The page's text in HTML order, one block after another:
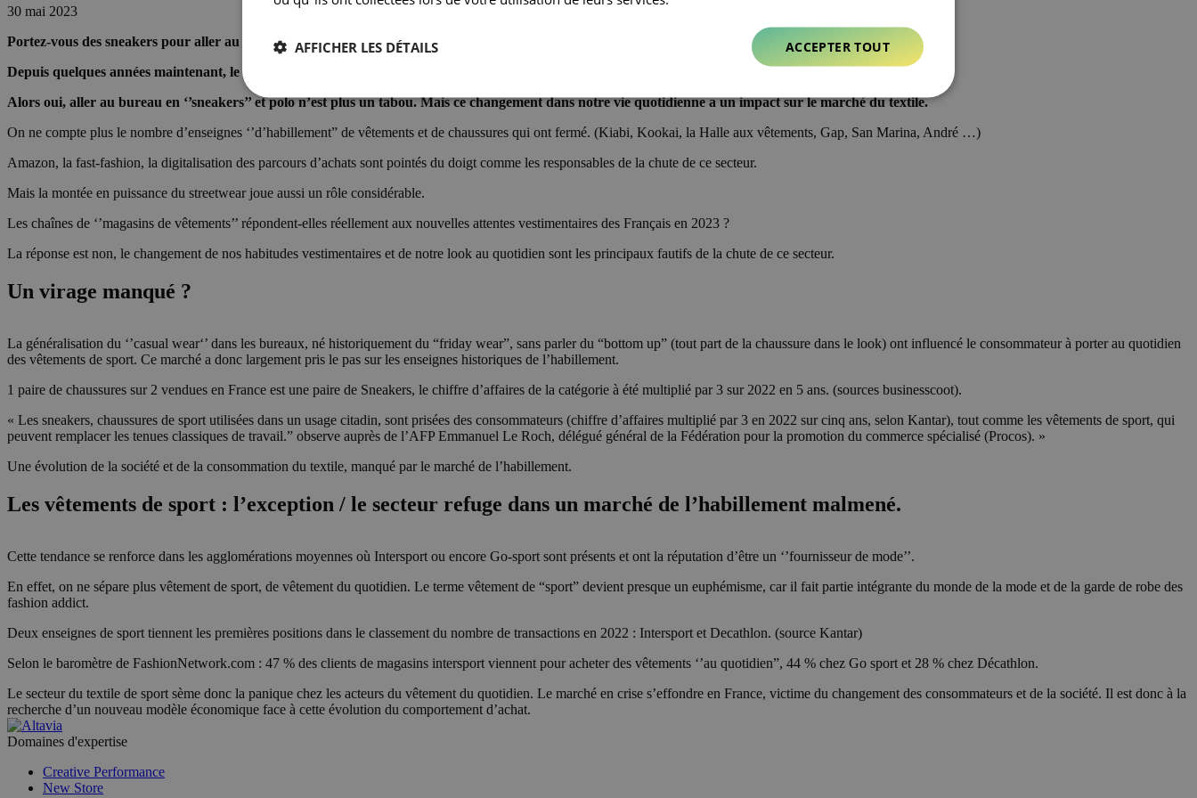
30 mai 2023
Portez-vous des sneakers pour aller au travail ?
Depuis quelques années maintenant, le streetwear s’est emparé du marché du textile et plus particulièrement de nos garde-robes.
Alors oui, aller au bureau en ‘’sneakers’’ et polo n’est plus un tabou. Mais ce changement dans notre vie quotidienne a un impact sur le marché du textile.
On ne compte plus le nombre d’enseignes ‘’d’habillement” de vêtements et de chaussures qui ont fermé. (Kiabi, Kookai, la Halle aux vêtements, Gap, San Marina, André …)
Amazon, la fast-fashion, la digitalisation des parcours d’achats sont pointés du doigt comme les responsables de la chute de ce secteur.
Mais la montée en puissance du streetwear joue aussi un rôle considérable.
Les chaînes de ‘’magasins de vêtements’’ répondent-elles réellement aux nouvelles attentes vestimentaires des Français en 2023 ?
La réponse est non, le changement de nos habitudes vestimentaires et de notre look au quotidien sont les principaux fautifs de la chute de ce secteur.
Un virage manqué ?
La généralisation du ‘’casual wear‘’ dans les bureaux, né historiquement du “friday wear”, sans parler du “bottom up” (tout part de la chaussure dans le look) ont influencé le consommateur à porter au quotidien
des vêtements de sport. Ce marché a donc largement pris le pas sur les enseignes historiques de l’habillement.
1 paire de chaussures sur 2 vendues en France est une paire de Sneakers, le chiffre d’affaires de la catégorie à été multiplié par 3 sur 2022 en 5 ans. (sources businesscoot).
« Les sneakers, chaussures de sport utilisées dans un usage citadin, sont prisées des consommateurs (chiffre d’affaires multiplié par 3 en 2022 sur cinq ans, selon Kantar), tout comme les vêtements de sport, qui
peuvent remplacer les tenues classiques de travail.” observe auprès de l’AFP Emmanuel Le Roch, délégué général de la Fédération pour la promotion du commerce spécialisé (Procos). »
Une évolution de la société et de la consommation du textile, manqué par le marché de l’habillement.
Les vêtements de sport : l’exception / le secteur refuge dans un marché de l’habillement malmené.
Cette tendance se renforce dans les agglomérations moyennes où Intersport ou encore Go-sport sont présents et ont la réputation d’être un ‘’fournisseur de mode’’.
En effet, on ne sépare plus vêtement de sport, de vêtement du quotidien. Le terme vêtement de “sport” devient presque un euphémisme, car il fait partie intégrante du monde de la mode et de la garde de robe des
fashion addict.
Deux enseignes de sport tiennent les premières positions dans le classement du nombre de transactions en 2022 : Intersport et Decathlon. (source Kantar)
Selon le baromètre de FashionNetwork.com : 47 % des clients de magasins intersport viennent pour acheter des vêtements ‘’au quotidien”, 44 % chez Go sport et 28 % chez Décathlon.
Le secteur du textile de sport sème donc la panique chez les acteurs du vêtement du quotidien. Le marché en crise s’effondre en France, victime du changement des consommateurs et de la société. Il est donc à la
recherche d’un nouveau modèle économique face à cette évolution du comportement d’achat.
Domaines d'expertise
Creative Performance
New Store
ACCEPTER TOUT
AFFICHER LES DÉTAILS